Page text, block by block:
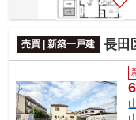
売買 | 新築一戸建 長田